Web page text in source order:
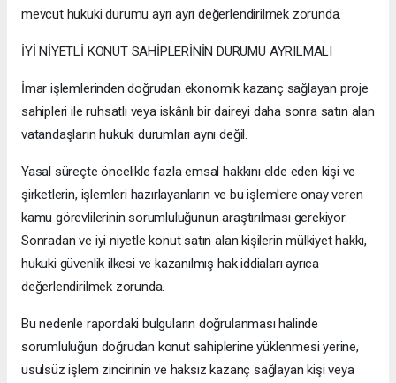
mevcut hukuki durumu ayrı ayrı değerlendirilmek zorunda.
İYİ NİYETLİ KONUT SAHİPLERİNİN DURUMU AYRILMALI
İmar işlemlerinden doğrudan ekonomik kazanç sağlayan proje
sahipleri ile ruhsatlı veya iskânlı bir daireyi daha sonra satın alan
vatandaşların hukuki durumları aynı değil.
Yasal süreçte öncelikle fazla emsal hakkını elde eden kişi ve
şirketlerin, işlemleri hazırlayanların ve bu işlemlere onay veren
kamu görevlilerinin sorumluluğunun araştırılması gerekiyor.
Sonradan ve iyi niyetle konut satın alan kişilerin mülkiyet hakkı,
hukuki güvenlik ilkesi ve kazanılmış hak iddiaları ayrıca
değerlendirilmek zorunda.
Bu nedenle rapordaki bulguların doğrulanması halinde
sorumluluğun doğrudan konut sahiplerine yüklenmesi yerine,
usulsüz işlem zincirinin ve haksız kazanç sağlayan kişi veya